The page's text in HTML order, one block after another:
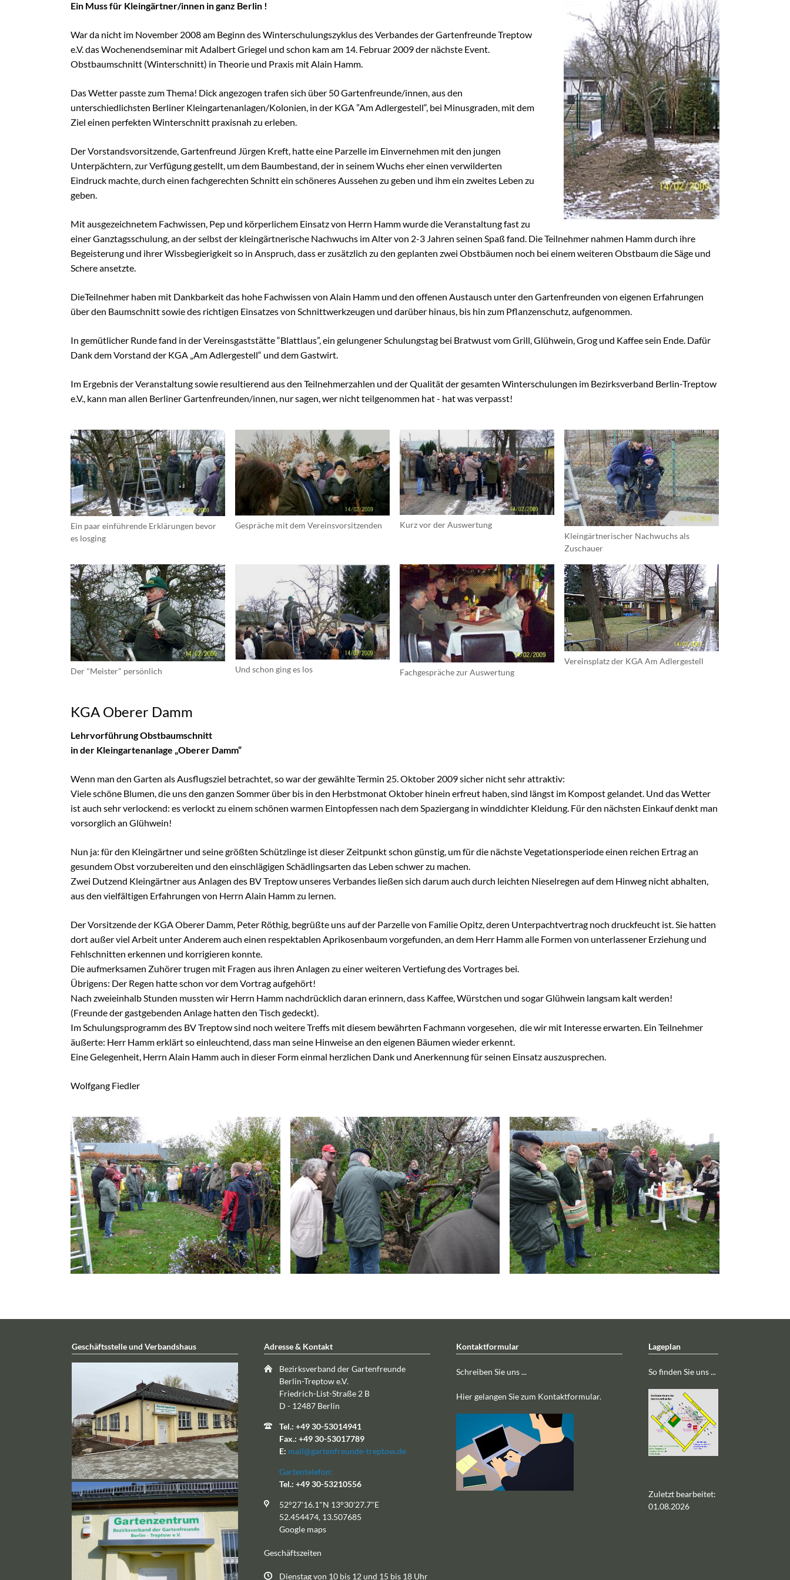
Wettbewerb
Veranstaltungen
Verbandschronik
Kleingartentage
IEK Plänterwald
Tram M 41
FAQ-Liste
Newsletter
Argumentationen
Archiv
Sitemap
Links
Suche
Ein Muss für Kleingärtner/innen in ganz Berlin !
War da nicht im November 2008 am Beginn des Winterschulungszyklus des Verbandes der Gartenfreunde Treptow
e.V. das Wochenendseminar mit Adalbert Griegel und schon kam am 14. Februar 2009 der nächste Event.
Obstbaumschnitt (Winterschnitt) in Theorie und Praxis mit Alain Hamm.
Das Wetter passte zum Thema! Dick angezogen trafen sich über 50 Gartenfreunde/innen, aus den
unterschiedlichsten Berliner Kleingartenanlagen/Kolonien, in der KGA ”Am Adlergestell“, bei Minusgraden, mit dem
Ziel einen perfekten Winterschnitt praxisnah zu erleben.
Der Vorstandsvorsitzende, Gartenfreund Jürgen Kreft, hatte eine Parzelle im Einvernehmen mit den jungen
Unterpächtern, zur Verfügung gestellt, um dem Baumbestand, der in seinem Wuchs eher einen verwilderten
Eindruck machte, durch einen fachgerechten Schnitt ein schöneres Aussehen zu geben und ihm ein zweites Leben zu
geben.
Mit ausgezeichnetem Fachwissen, Pep und körperlichem Einsatz von Herrn Hamm wurde die Veranstaltung fast zu
einer Ganztagsschulung, an der selbst der kleingärtnerische Nachwuchs im Alter von 2-3 Jahren seinen Spaß fand. Die Teilnehmer nahmen Hamm durch ihre
Begeisterung und ihrer Wissbegierigkeit so in Anspruch, dass er zusätzlich zu den geplanten zwei Obstbäumen noch bei einem weiteren Obstbaum die Säge und
Schere ansetzte.
DieTeilnehmer haben mit Dankbarkeit das hohe Fachwissen von Alain Hamm und den offenen Austausch unter den Gartenfreunden von eigenen Erfahrungen
über den Baumschnitt sowie des richtigen Einsatzes von Schnittwerkzeugen und darüber hinaus, bis hin zum Pflanzenschutz, aufgenommen.
In gemütlicher Runde fand in der Vereinsgaststätte “Blattlaus”, ein gelungener Schulungstag bei Bratwust vom Grill, Glühwein, Grog und Kaffee sein Ende. Dafür
Dank dem Vorstand der KGA „Am Adlergestell“ und dem Gastwirt.
Im Ergebnis der Veranstaltung sowie resultierend aus den Teilnehmerzahlen und der Qualität der gesamten Winterschulungen im Bezirksverband Berlin-Treptow
e.V., kann man allen Berliner Gartenfreunden/innen, nur sagen, wer nicht teilgenommen hat - hat was verpasst!
Ein paar einführende Erklärungen bevor
es losging
Gespräche mit dem Vereinsvorsitzenden
Kurz vor der Auswertung
Kleingärtnerischer Nachwuchs als
Zuschauer
Der "Meister" persönlich Und schon ging es los Fachgespräche zur Auswertung
Vereinsplatz der KGA Am Adlergestell
KGA Oberer Damm
Lehrvorführung Obstbaumschnitt
in der Kleingartenanlage „Oberer Damm“
Wenn man den Garten als Ausflugsziel betrachtet, so war der gewählte Termin 25. Oktober 2009 sicher nicht sehr attraktiv:
Viele schöne Blumen, die uns den ganzen Sommer über bis in den Herbstmonat Oktober hinein erfreut haben, sind längst im Kompost gelandet. Und das Wetter
ist auch sehr verlockend: es verlockt zu einem schönen warmen Eintopfessen nach dem Spaziergang in winddichter Kleidung. Für den nächsten Einkauf denkt man
vorsorglich an Glühwein!
Nun ja: für den Kleingärtner und seine größten Schützlinge ist dieser Zeitpunkt schon günstig, um für die nächste Vegetationsperiode einen reichen Ertrag an
gesundem Obst vorzubereiten und den einschlägigen Schädlingsarten das Leben schwer zu machen.
Zwei Dutzend Kleingärtner aus Anlagen des BV Treptow unseres Verbandes ließen sich darum auch durch leichten Nieselregen auf dem Hinweg nicht abhalten,
aus den vielfältigen Erfahrungen von Herrn Alain Hamm zu lernen.
Der Vorsitzende der KGA Oberer Damm, Peter Röthig, begrüßte uns auf der Parzelle von Familie Opitz, deren Unterpachtvertrag noch druckfeucht ist. Sie hatten
dort außer viel Arbeit unter Anderem auch einen respektablen Aprikosenbaum vorgefunden, an dem Herr Hamm alle Formen von unterlassener Erziehung und
Fehlschnitten erkennen und korrigieren konnte.
Die aufmerksamen Zuhörer trugen mit Fragen aus ihren Anlagen zu einer weiteren Vertiefung des Vortrages bei.
Übrigens: Der Regen hatte schon vor dem Vortrag aufgehört!
Nach zweieinhalb Stunden mussten wir Herrn Hamm nachdrücklich daran erinnern, dass Kaffee, Würstchen und sogar Glühwein langsam kalt werden!
(Freunde der gastgebenden Anlage hatten den Tisch gedeckt).
Im Schulungsprogramm des BV Treptow sind noch weitere Treffs mit diesem bewährten Fachmann vorgesehen, die wir mit Interesse erwarten. Ein Teilnehmer
äußerte: Herr Hamm erklärt so einleuchtend, dass man seine Hinweise an den eigenen Bäumen wieder erkennt.
Eine Gelegenheit, Herrn Alain Hamm auch in dieser Form einmal herzlichen Dank und Anerkennung für seinen Einsatz auszusprechen.
Wolfgang Fiedler
Geschäftsstelle und Verbandshaus Adresse & Kontakt
Bezirksverband der Gartenfreunde
Berlin-Treptow e.V.
Friedrich-List-Straße 2 B
D - 12487 Berlin
Tel.: +49 30-53014941
Fax.: +49 30-53017789
E: mail@gartenfreunde-treptow.de
Gartentelefon:
Tel.: +49 30-53210556
52°27'16.1"N 13°30'27.7"E
52.454474, 13.507685
Google maps
Geschäftszeiten
Dienstag von 10 bis 12 und 15 bis 18 Uhr
Kontaktformular
Schreiben Sie uns ...
Hier gelangen Sie zum Kontaktformular.
Lageplan
So finden Sie uns ...
Zuletzt bearbeitet:
01.08.2026